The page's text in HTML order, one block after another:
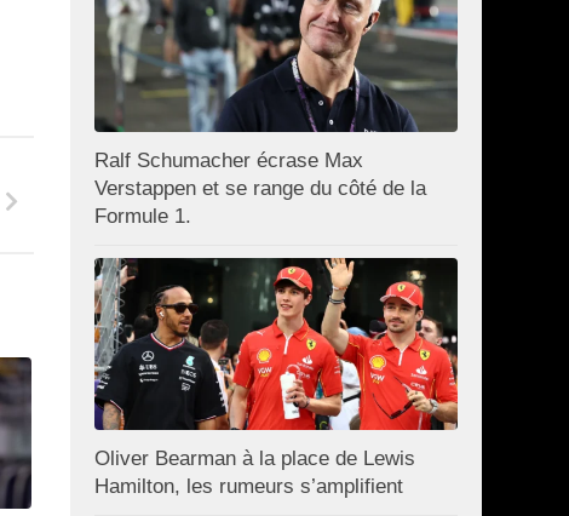
Ralf Schumacher écrase Max
Verstappen et se range du côté de la
Formule 1.
Oliver Bearman à la place de Lewis
Hamilton, les rumeurs s’amplifient